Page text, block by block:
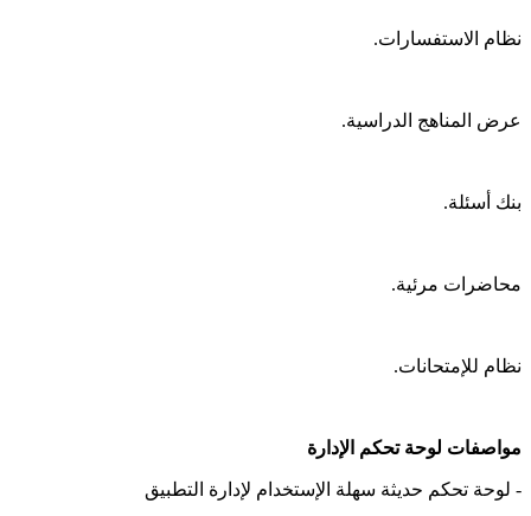
نظام الاستفسارات.
عرض المناهج الدراسية.
بنك أسئلة.
محاضرات مرئية.
نظام للإمتحانات.
مواصفات لوحة تحكم الإدارة
- لوحة تحكم حديثة سهلة الإستخدام لإدارة التطبيق